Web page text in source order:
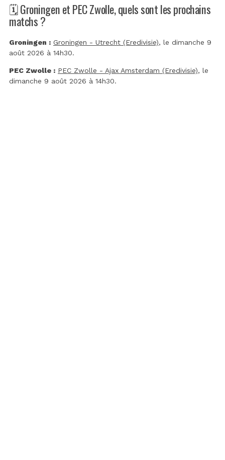
🗓️ Groningen et PEC Zwolle, quels sont les prochains
matchs ?
Groningen : Groningen - Utrecht (Eredivisie), le dimanche 9
août 2026 à 14h30.
PEC Zwolle : PEC Zwolle - Ajax Amsterdam (Eredivisie), le
dimanche 9 août 2026 à 14h30.